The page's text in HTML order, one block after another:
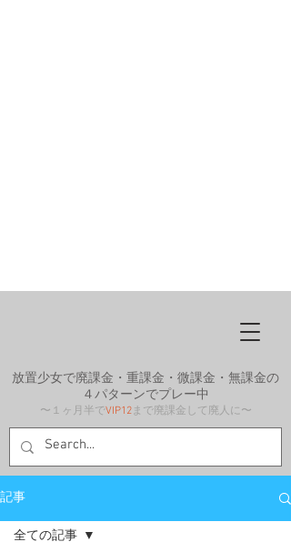
放置少女で廃課金・重課金・微課金・無課金の
４パターンでプレー中
〜１ヶ月半でVIP12まで廃課金して廃人に〜
記事
全ての記事